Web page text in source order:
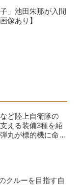
」池田朱那が入間
像あり】
ど陸上自衛隊の
える装備3種を紹
丸が標的機に命中
クルーを目指す自